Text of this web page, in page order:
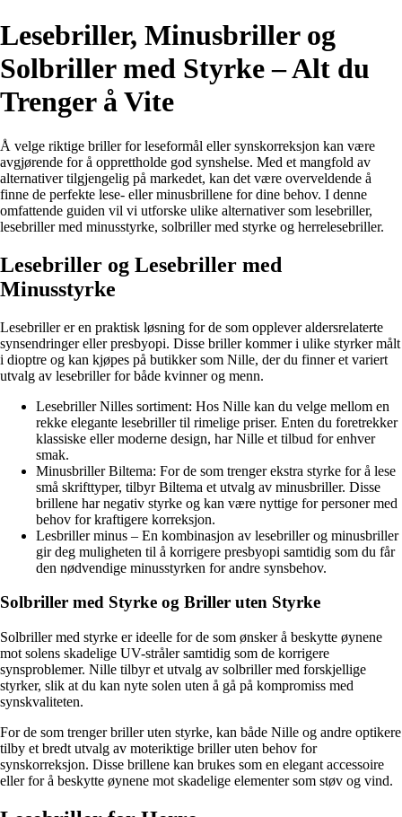
Lesebriller, Minusbriller og
Solbriller med Styrke – Alt du
Trenger å Vite
Å velge riktige briller for leseformål eller synskorreksjon kan være
avgjørende for å opprettholde god synshelse. Med et mangfold av
alternativer tilgjengelig på markedet, kan det være overveldende å
finne de perfekte lese- eller minusbrillene for dine behov. I denne
omfattende guiden vil vi utforske ulike alternativer som lesebriller,
lesebriller med minusstyrke, solbriller med styrke og herrelesebriller.
Lesebriller og Lesebriller med
Minusstyrke
Lesebriller er en praktisk løsning for de som opplever aldersrelaterte
synsendringer eller presbyopi. Disse briller kommer i ulike styrker målt
i dioptre og kan kjøpes på butikker som Nille, der du finner et variert
utvalg av lesebriller for både kvinner og menn.
Lesebriller Nilles sortiment: Hos Nille kan du velge mellom en
rekke elegante lesebriller til rimelige priser. Enten du foretrekker
klassiske eller moderne design, har Nille et tilbud for enhver
smak.
Minusbriller Biltema: For de som trenger ekstra styrke for å lese
små skrifttyper, tilbyr Biltema et utvalg av minusbriller. Disse
brillene har negativ styrke og kan være nyttige for personer med
behov for kraftigere korreksjon.
Lesbriller minus – En kombinasjon av lesebriller og minusbriller
gir deg muligheten til å korrigere presbyopi samtidig som du får
den nødvendige minusstyrken for andre synsbehov.
Solbriller med Styrke og Briller uten Styrke
Solbriller med styrke er ideelle for de som ønsker å beskytte øynene
mot solens skadelige UV-stråler samtidig som de korrigere
synsproblemer. Nille tilbyr et utvalg av solbriller med forskjellige
styrker, slik at du kan nyte solen uten å gå på kompromiss med
synskvaliteten.
For de som trenger briller uten styrke, kan både Nille og andre optikere
tilby et bredt utvalg av moteriktige briller uten behov for
synskorreksjon. Disse brillene kan brukes som en elegant accessoire
eller for å beskytte øynene mot skadelige elementer som støv og vind.